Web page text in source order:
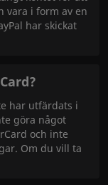
vara i form av en
har skickat
har utfärdats i
göra något
och inte
Om du vill ta